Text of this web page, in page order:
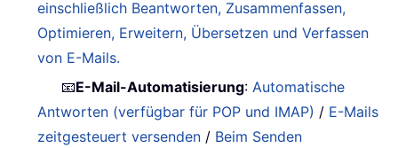
einschließlich Beantworten, Zusammenfassen,
Optimieren, Erweitern, Übersetzen und Verfassen
von E-Mails.
📧E-Mail-Automatisierung:Automatische
Antworten (verfügbar für POP und IMAP) / E-Mails
zeitgesteuert versenden / Beim Senden